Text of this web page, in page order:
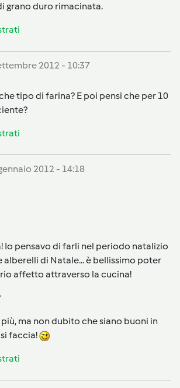
grano duro rimacinata.
2012 - 10:37
tipo di farina? E poi pensi che per 10
2012 - 14:18
Io pensavo di farli nel periodo natalizio
alberelli di Natale... è bellissimo poter
affetto attraverso la cucina!
ma non dubito che siano buoni in
faccia!